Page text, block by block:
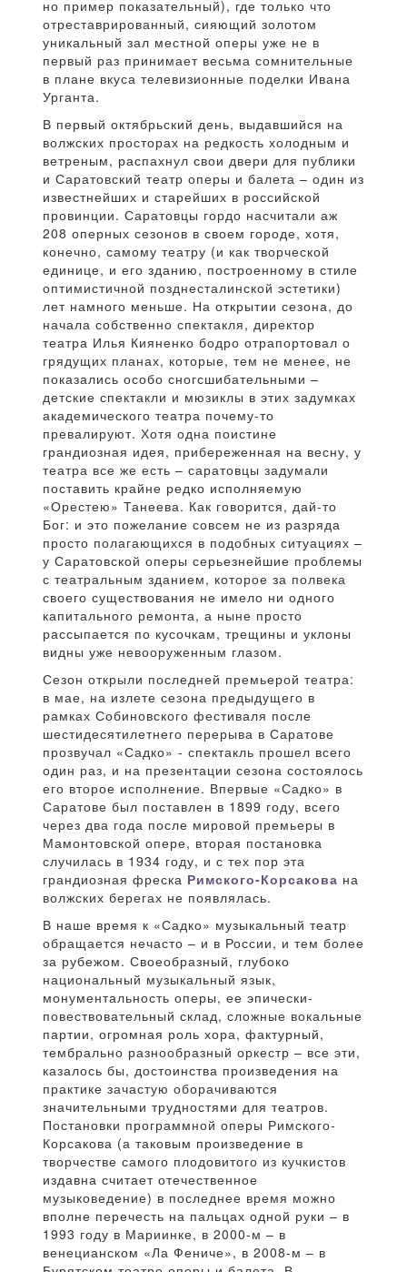
но пример показательный), где только что
отреставрированный, сияющий золотом
уникальный зал местной оперы уже не в
первый раз принимает весьма сомнительные
в плане вкуса телевизионные поделки Ивана
Урганта.
В первый октябрьский день, выдавшийся на
волжских просторах на редкость холодным и
ветреным, распахнул свои двери для публики
и Саратовский театр оперы и балета – один из
известнейших и старейших в российской
провинции. Саратовцы гордо насчитали аж
208 оперных сезонов в своем городе, хотя,
конечно, самому театру (и как творческой
единице, и его зданию, построенному в стиле
оптимистичной позднесталинской эстетики)
лет намного меньше. На открытии сезона, до
начала собственно спектакля, директор
театра Илья Кияненко бодро отрапортовал о
грядущих планах, которые, тем не менее, не
показались особо сногсшибательными –
детские спектакли и мюзиклы в этих задумках
академического театра почему-то
превалируют. Хотя одна поистине
грандиозная идея, прибереженная на весну, у
театра все же есть – саратовцы задумали
поставить крайне редко исполняемую
«Орестею» Танеева. Как говорится, дай-то
Бог: и это пожелание совсем не из разряда
просто полагающихся в подобных ситуациях –
у Саратовской оперы серьезнейшие проблемы
с театральным зданием, которое за полвека
своего существования не имело ни одного
капитального ремонта, а ныне просто
рассыпается по кусочкам, трещины и уклоны
видны уже невооруженным глазом.
Сезон открыли последней премьерой театра:
в мае, на излете сезона предыдущего в
рамках Собиновского фестиваля после
шестидесятилетнего перерыва в Саратове
прозвучал «Садко» - спектакль прошел всего
один раз, и на презентации сезона состоялось
его второе исполнение. Впервые «Садко» в
Саратове был поставлен в 1899 году, всего
через два года после мировой премьеры в
Мамонтовской опере, вторая постановка
случилась в 1934 году, и с тех пор эта
грандиозная фреска Римского-Корсакова на
волжских берегах не появлялась.
В наше время к «Садко» музыкальный театр
обращается нечасто – и в России, и тем более
за рубежом. Своеобразный, глубоко
национальный музыкальный язык,
монументальность оперы, ее эпически-
повествовательный склад, сложные вокальные
партии, огромная роль хора, фактурный,
тембрально разнообразный оркестр – все эти,
казалось бы, достоинства произведения на
практике зачастую оборачиваются
значительными трудностями для театров.
Постановки программной оперы Римского-
Корсакова (а таковым произведение в
творчестве самого плодовитого из кучкистов
издавна считает отечественное
музыковедение) в последнее время можно
вполне перечесть на пальцах одной руки – в
1993 году в Мариинке, в 2000-м – в
венецианском «Ла Фениче», в 2008-м – в